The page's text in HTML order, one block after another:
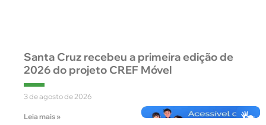
Santa Cruz recebeu a primeira edição de
2026 do projeto CREF Móvel
3 de agosto de 2026
Leia mais »